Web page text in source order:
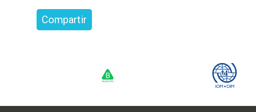
Compartir